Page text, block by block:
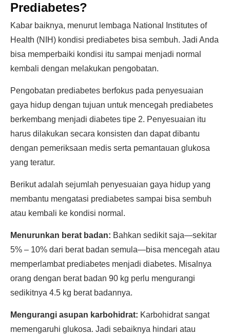
Prediabetes?
Kabar baiknya, menurut lembaga National Institutes of
Health (NIH) kondisi prediabetes bisa sembuh. Jadi Anda
bisa memperbaiki kondisi itu sampai menjadi normal
kembali dengan melakukan pengobatan.
Pengobatan prediabetes berfokus pada penyesuaian
gaya hidup dengan tujuan untuk mencegah prediabetes
berkembang menjadi diabetes tipe 2. Penyesuaian itu
harus dilakukan secara konsisten dan dapat dibantu
dengan pemeriksaan medis serta pemantauan glukosa
yang teratur.
Berikut adalah sejumlah penyesuaian gaya hidup yang
membantu mengatasi prediabetes sampai bisa sembuh
atau kembali ke kondisi normal.
Menurunkan berat badan: Bahkan sedikit saja—sekitar
5% – 10% dari berat badan semula—bisa mencegah atau
memperlambat prediabetes menjadi diabetes. Misalnya
orang dengan berat badan 90 kg perlu mengurangi
sedikitnya 4.5 kg berat badannya.
Mengurangi asupan karbohidrat: Karbohidrat sangat
memengaruhi glukosa. Jadi sebaiknya hindari atau